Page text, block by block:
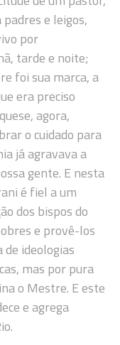
e leigos,
por
tarde e noite;
foi sua marca, a
era preciso
agora,
o cuidado para
já agravava a
gente. E nesta
é fiel a um
dos bispos do
e provê-los
ideologias
mas por pura
o Mestre. E este
e agrega